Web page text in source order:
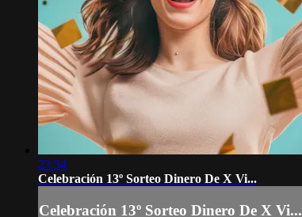
23:34
Celebración 13º Sorteo Dinero De X Vi...
Celebración 13º Sorteo Dinero De X Vi...